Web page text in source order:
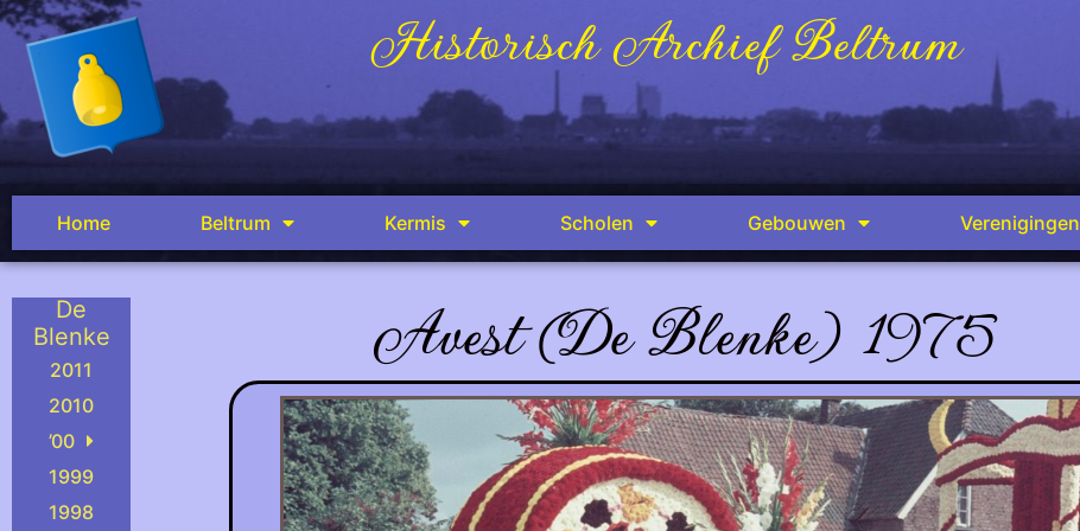
Historisch Archief Beltrum
Home Beltrum Kermis Scholen Gebouwen Verenigingen
De
Blenke
2011
2010
’00
1999
1998
Avest (De Blenke) 1975